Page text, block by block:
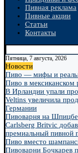
Пивная реклама
Пивные акции
Статьи
Контакты
Пятница, 7 августа, 2026
Новости
Пиво — мифы и
Пиво в мексиканском
В Ирландии упали
Veltins увеличила
Германии
Пивоварня на
Carlsberg Britvic
премиальный пивной
Пиво вместо
Пивоварни Бочкарев